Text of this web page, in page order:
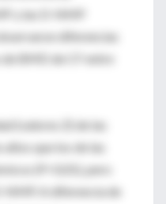
y las D-NMP
diferencias
BMD de CF entre
(valores Z) de las
que los de las
(P<0,01), pero
NMP. A diferencia de